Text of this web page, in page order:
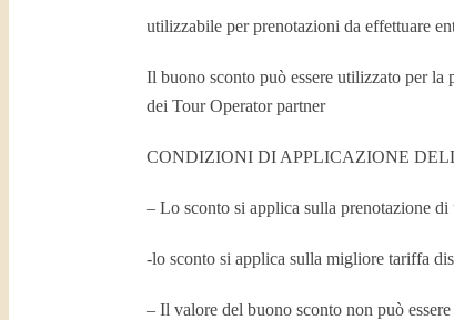
utilizzabile per prenotazioni da effettuare
Il buono sconto può essere utilizzato per la
dei Tour Operator partner
CONDIZIONI DI APPLICAZIONE
– Lo sconto si applica sulla prenotazione
-lo sconto si applica sulla migliore tariffa
– Il valore del buono sconto non può